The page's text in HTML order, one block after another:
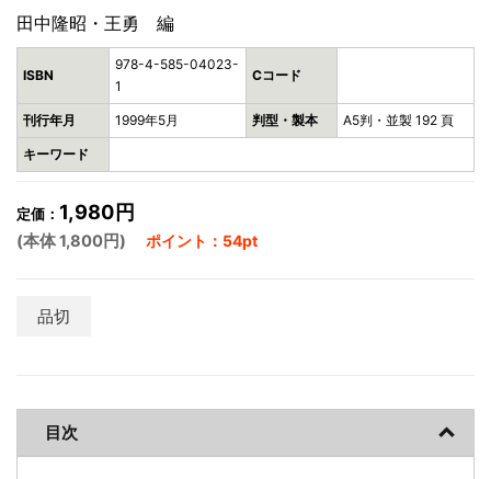
田中隆昭・王勇 編
ISBN
978-4-585-04023-
1
Cコード
刊行年月 1999年5月 判型・製本 A5判・並製 192 頁
キーワード
定価： 1,980円
(本体 1,800円) ポイント：54pt
品切
目次